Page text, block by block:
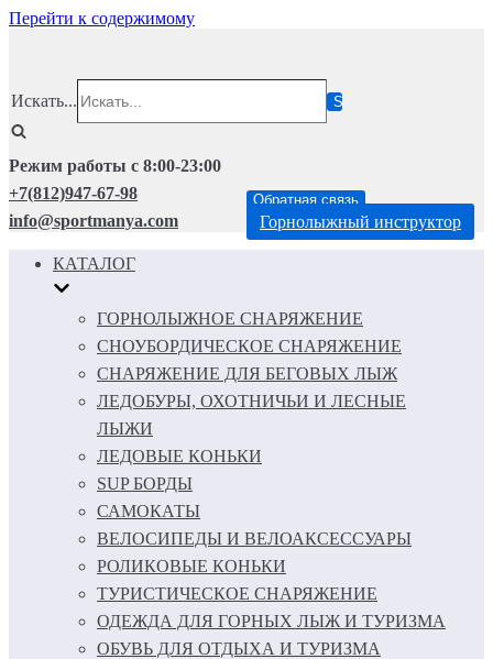
Перейти к содержимому
Искать...
Режим работы с 8:00-23:00
+7(812)947-67-98
info@sportmanya.com
Обратная связь
Горнолыжный инструктор
КАТАЛОГ
ГОРНОЛЫЖНОЕ СНАРЯЖЕНИЕ
СНОУБОРДИЧЕСКОЕ СНАРЯЖЕНИЕ
СНАРЯЖЕНИЕ ДЛЯ БЕГОВЫХ ЛЫЖ
ЛЕДОБУРЫ, ОХОТНИЧЬИ И ЛЕСНЫЕ
ЛЫЖИ
ЛЕДОВЫЕ КОНЬКИ
SUP БОРДЫ
САМОКАТЫ
ВЕЛОСИПЕДЫ И ВЕЛОАКСЕССУАРЫ
РОЛИКОВЫЕ КОНЬКИ
ТУРИСТИЧЕСКОЕ СНАРЯЖЕНИЕ
ОДЕЖДА ДЛЯ ГОРНЫХ ЛЫЖ И ТУРИЗМА
ОБУВЬ ДЛЯ ОТДЫХА И ТУРИЗМА